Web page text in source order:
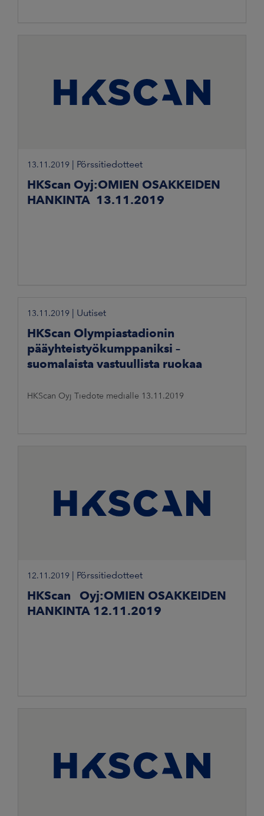
13.11.2019 Pörssitiedotteet
HKScan Oyj:OMIEN OSAKKEIDEN
HANKINTA 13.11.2019
13.11.2019 Uutiset
HKScan Olympiastadionin
pääyhteistyökumppaniksi –
suomalaista vastuullista ruokaa
HKScan Oyj Tiedote medialle 13.11.2019
12.11.2019 Pörssitiedotteet
HKScan Oyj:OMIEN OSAKKEIDEN
HANKINTA 12.11.2019